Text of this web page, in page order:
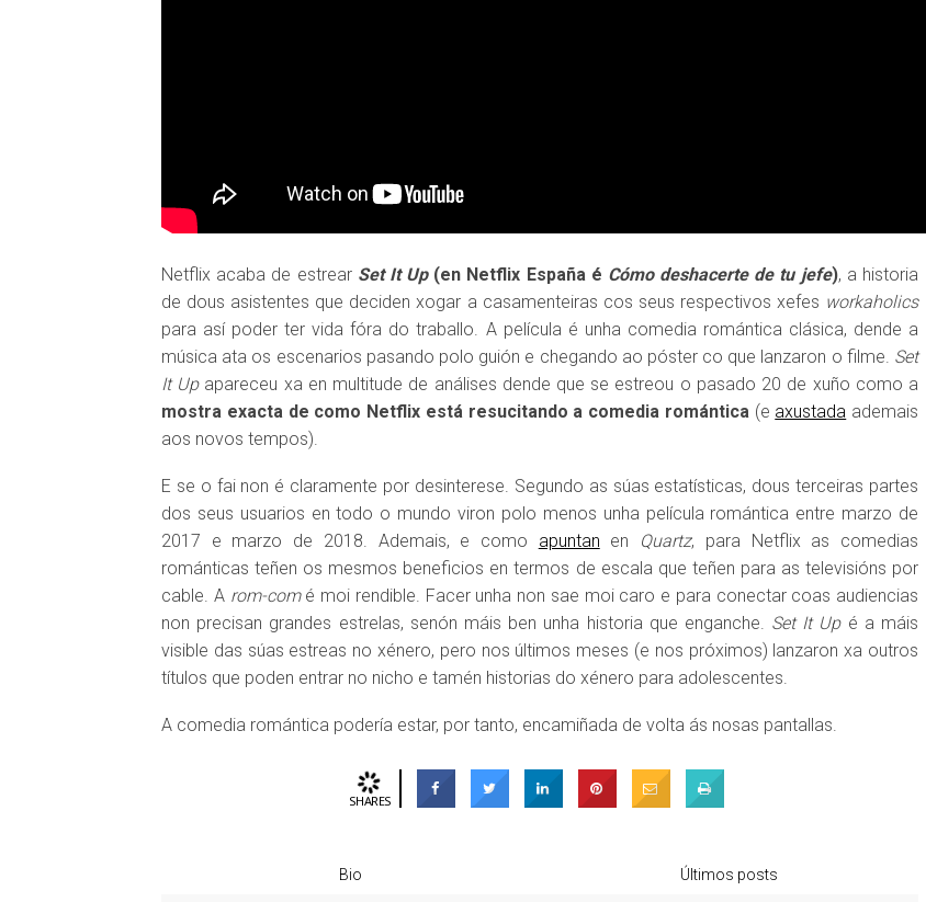
Netflix acaba de estrear Set It Up(en Netflix España é Cómo deshacerte de tu jefe), a historia
de dous asistentes que deciden xogar a casamenteiras cos seus respectivos xefes workaholics
para así poder ter vida fóra do traballo. A película é unha comedia romántica clásica, dende a
música ata os escenarios pasando polo guión e chegando ao póster co que lanzaron o filme. Set
It Up apareceu xa en multitude de análises dende que se estreou o pasado 20 de xuño como a
mostra exacta de como Netflix está resucitando a comedia romántica (e axustada ademais
aos novos tempos).
E se o fai non é claramente por desinterese. Segundo as súas estatísticas, dous terceiras partes
dos seus usuarios en todo o mundo viron polo menos unha película romántica entre marzo de
2017 e marzo de 2018. Ademais, e como apuntan en Quartz, para Netflix as comedias
románticas teñen os mesmos beneficios en termos de escala que teñen para as televisións por
cable. A rom-comé moi rendible. Facer unha non sae moi caro e para conectar coas audiencias
non precisan grandes estrelas, senón máis ben unha historia que enganche. Set It Upé a máis
visible das súas estreas no xénero, pero nos últimos meses (e nos próximos) lanzaron xa outros
títulos que poden entrar no nicho e tamén historias do xénero para adolescentes.
A comedia romántica podería estar, por tanto, encamiñada de volta ás nosas pantallas.
SHARES
Bio Últimos posts